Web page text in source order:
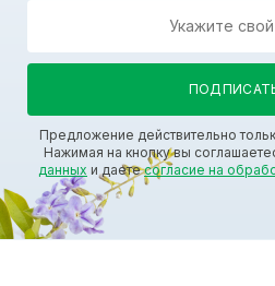
Предложение действительно
Нажимая на кнопку вы
данных и даетесогласие на